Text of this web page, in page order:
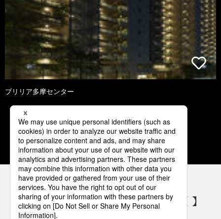
ブリリア多摩センター
1 2 3 4 5
パナソニックの電気設備 SNSアカウント